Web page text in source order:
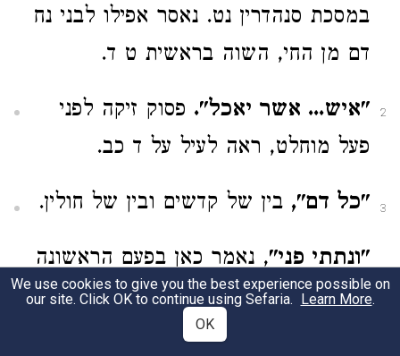
במסכת סנהדרין נט. נאסר אפילו לבני נח
דם מן החי, השוה בראשית ט ד.
2 "איש... אשר יאכל". פסוק זיקה לפני
פעל מוחלט, ראה לעיל על ד כב.
3 "כל דם", בין של קדשים ובין של חולין.
"ונתתי פני", נאמר כאן בפעם הראשונה
ומלמדנו, כי העונש הזה בא במישרין
מה'. ואף על פי שהפסוק פותח במלה
We use cookies to give you the best experience possible on
our site. Click OK to continue using Sefaria. Learn More.
OK